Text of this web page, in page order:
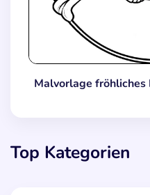
Malvorlage fröhliches
Top Kategorien